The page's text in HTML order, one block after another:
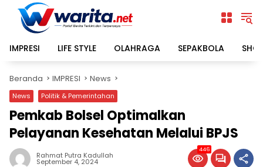
Langsung
konten
IMPRESI
LIFE STYLE OLAHRAGA SEPAKBOLA
Beranda IMPRESI News
News Politik & Pemerintahan
Pemkab Bolsel Optimalkan
Pelayanan Kesehatan Melalui BPJS
Rahmat Putra Kadullah
September 4, 2024
446